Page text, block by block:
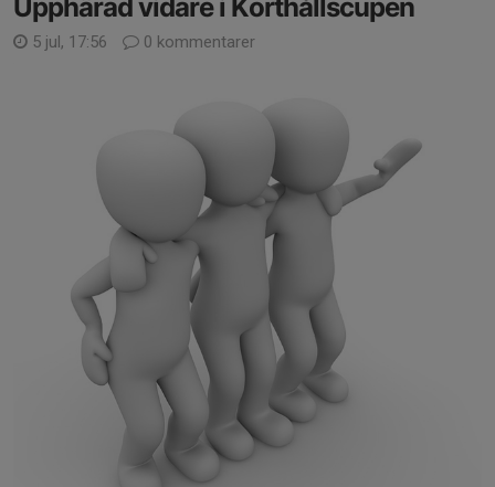
Upphärad vidare i Korthållscupen
5 jul, 17:56 0 kommentarer